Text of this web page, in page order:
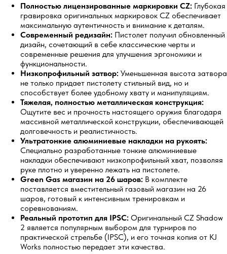
Полностью лицензированные маркировки CZ: Глубокая
гравировка оригинальных маркировок CZ обеспечивает
максимальную аутентичность и внимание к деталям.
Современный редизайн: Пистолет получил обновленный
дизайн, сочетающий в себе классические черты и
современные решения для улучшения эргономики и
функциональности.
Низкопрофильный затвор: Уменьшенная высота затвора
не только придает пистолету стильный вид, но и
способствует более удобному хвату и манипуляциям.
Тяжелая, полностью металлическая конструкция:
Ощутите вес и прочность настоящего оружия благодаря
массивной металлической конструкции, обеспечивающей
долговечность и реалистичность.
Ультратонкие алюминиевые накладки на рукоять:
Специально разработанные тонкие алюминиевые
накладки обеспечивают низкопрофильный хват, позволяя
руке плотно и уверенно лежать на пистолете.
Green Gas магазин на 26 шаров: В комплекте
поставляется вместительный газовый магазин на 26
шаров, готовый к интенсивным тренировкам и
соревнованиям.
Реальный прототип для IPSC: Оригинальный CZ Shadow
2 является популярным выбором для турниров по
практической стрельбе (IPSC), и его точная копия от KJ
Works полностью передает эти качества.